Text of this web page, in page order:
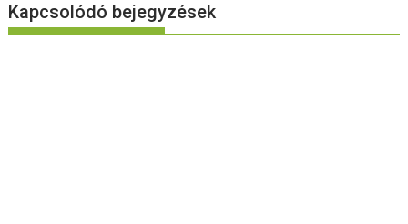
Kapcsolódó bejegyzések